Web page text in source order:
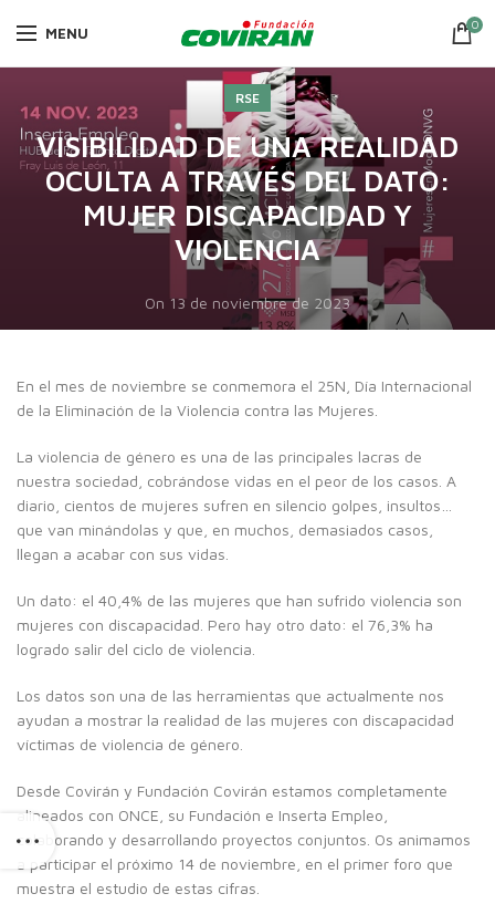
MENU 0
RSE
VISIBILIDAD DE UNA REALIDAD
OCULTA A TRAVÉS DEL DATO:
MUJER DISCAPACIDAD Y
VIOLENCIA
On 13 de noviembre de 2023
En el mes de noviembre se conmemora el 25N, Día Internacional
de la Eliminación de la Violencia contra las Mujeres.
La violencia de género es una de las principales lacras de
nuestra sociedad, cobrándose vidas en el peor de los casos. A
diario, cientos de mujeres sufren en silencio golpes, insultos…
que van minándolas y que, en muchos, demasiados casos,
llegan a acabar con sus vidas.
Un dato: el 40,4% de las mujeres que han sufrido violencia son
mujeres con discapacidad. Pero hay otro dato: el 76,3% ha
logrado salir del ciclo de violencia.
Los datos son una de las herramientas que actualmente nos
ayudan a mostrar la realidad de las mujeres con discapacidad
víctimas de violencia de género.
Desde Covirán y Fundación Covirán estamos completamente
alineados con ONCE, su Fundación e Inserta Empleo,
colaborando y desarrollando proyectos conjuntos. Os animamos
a participar el próximo 14 de noviembre, en el primer foro que
muestra el estudio de estas cifras.